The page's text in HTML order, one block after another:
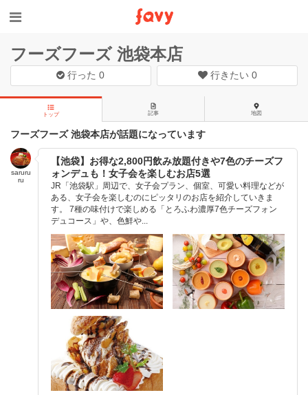
フーズフーズ 池袋本店
行った0 行きたい 0
トップ 記事 地図
フーズフーズ 池袋本店が話題になっています
saruru
ru
【池袋】お得な2,800円飲み放題付きや7色のチーズフ
ォンデュも！女子会を楽しむお店5選
JR「池袋駅」周辺で、女子会プラン、個室、可愛い料理などが
ある、女子会を楽しむのにピッタリのお店を紹介していきま
す。 7種の味付けで楽しめる「とろふわ濃厚7色チーズフォン
デュコース」や、色鮮や...